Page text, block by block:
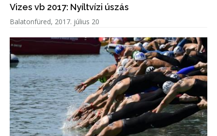
Vizes vb 2017: Nyíltvízi úszás
Balatonfüred, 2017. július 20